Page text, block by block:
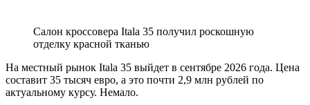
Салон кроссовера Itala 35 получил роскошную
отделку красной тканью
На местный рынок Itala 35 выйдет в сентябре 2026 года. Цена
составит 35 тысяч евро, а это почти 2,9 млн рублей по
актуальному курсу. Немало.